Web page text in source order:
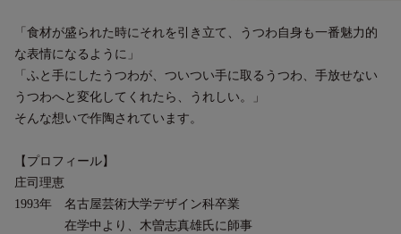
「食材が盛られた時にそれを引き立て、うつわ自身も一番魅力的
な表情になるように」
「ふと手にしたうつわが、ついつい手に取るうつわ、手放せない
うつわへと変化してくれたら、うれしい。」
そんな想いで作陶されています。
【プロフィール】
庄司理恵
1993年 名古屋芸術大学デザイン科卒業
在学中より、木曽志真雄氏に師事